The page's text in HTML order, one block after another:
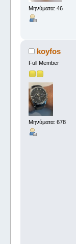
Μηνύματα: 46
koyfos
Full Member
Μηνύματα: 678